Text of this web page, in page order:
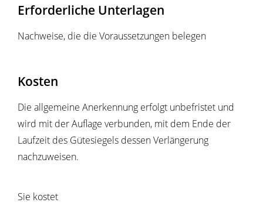
Erforderliche Unterlagen
Nachweise, die die Voraussetzungen belegen
Kosten
Die allgemeine Anerkennung erfolgt unbefristet und
wird mit der Auflage verbunden, mit dem Ende der
Laufzeit des Gütesiegels dessen Verlängerung
nachzuweisen.
Sie kostet